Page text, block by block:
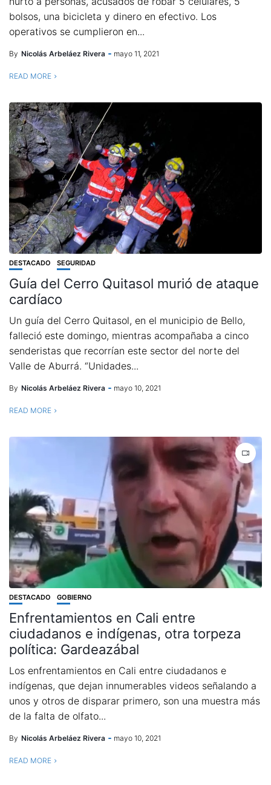
bolsos, una bicicleta y dinero en efectivo. Los
operativos se cumplieron en...
By Nicolás Arbeláez Rivera mayo 11, 2021
READ MORE
DESTACADO SEGURIDAD
Guía del Cerro Quitasol murió de ataque
cardíaco
Un guía del Cerro Quitasol, en el municipio de Bello,
falleció este domingo, mientras acompañaba a cinco
senderistas que recorrían este sector del norte del
Valle de Aburrá. “Unidades...
By Nicolás Arbeláez Rivera mayo 10, 2021
READ MORE
DESTACADO GOBIERNO
Enfrentamientos en Cali entre
ciudadanos e indígenas, otra torpeza
política: Gardeazábal
Los enfrentamientos en Cali entre ciudadanos e
indígenas, que dejan innumerables videos señalando a
unos y otros de disparar primero, son una muestra más
de la falta de olfato...
By Nicolás Arbeláez Rivera mayo 10, 2021
READ MORE